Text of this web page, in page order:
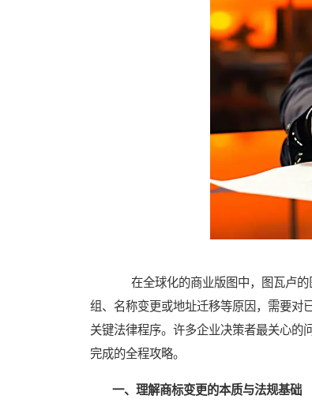
在全球化的商业版图中，图瓦卢的
组、名称变更或地址迁移等原因，需要对
关键法律程序。许多企业决策者最关心的
完成的全程攻略。
一、理解商标变更的本质与法规基础